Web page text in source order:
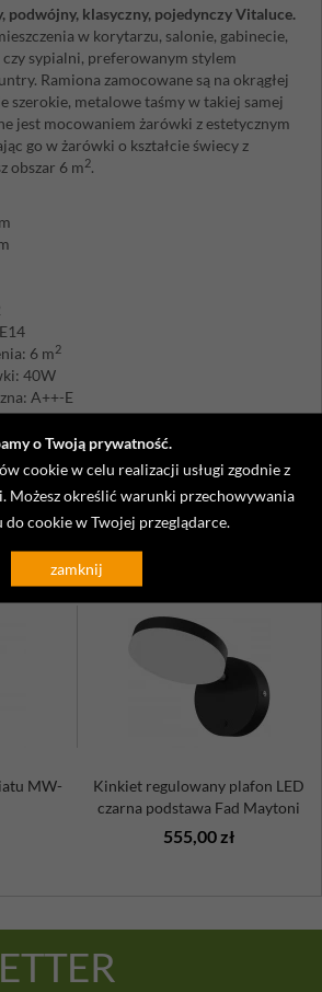
o Twoją prywatność.
cookie w celu realizacji usługi zgodnie z
. Możesz określić warunki przechowywania
do cookie w Twojej przeglądarce.
zamknij
podwójny, klasyczny, pojedynczy Vitaluce.
w korytarzu, salonie, gabinecie,
sypialni, preferowanym stylem
Ramiona zamocowane są na okrągłej
szerokie, metalowe taśmy w takiej samej
jest mocowaniem żarówki z estetycznym
go w żarówki o kształcie świecy z
obszar 6 m2.
6 m2
40W
A++-E
IP: 20
nie
samodzielnego złożenia.
ZOBACZ TAKŻE
MW-
Kinkiet regulowany plafon LED
czarna podstawa Fad Maytoni
555,00 zł